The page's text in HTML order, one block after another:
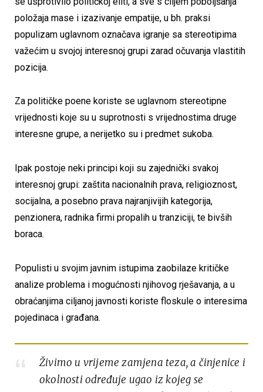
položaja mase i izazivanje empatije, u bh. praksi
populizam uglavnom označava igranje sa stereotipima
važećim u svojoj interesnoj grupi zarad očuvanja vlastitih
pozicija.
Za političke poene koriste se uglavnom stereotipne
vrijednosti koje su u suprotnosti s vrijednostima druge
interesne grupe, a nerijetko su i predmet sukoba.
Ipak postoje neki principi koji su zajednički svakoj
interesnoj grupi: zaštita nacionalnih prava, religioznost,
socijalna, a posebno prava najranjivijih kategorija,
penzionera, radnika firmi propalih u tranziciji, te bivših
boraca.
Populisti u svojim javnim istupima zaobilaze kritičke
analize problema i mogućnosti njihovog rješavanja, a u
obraćanjima ciljanoj javnosti koriste floskule o interesima
pojedinaca i građana.
Živimo u vrijeme zamjena teza, a činjenice i
okolnosti određuje ugao iz kojeg se